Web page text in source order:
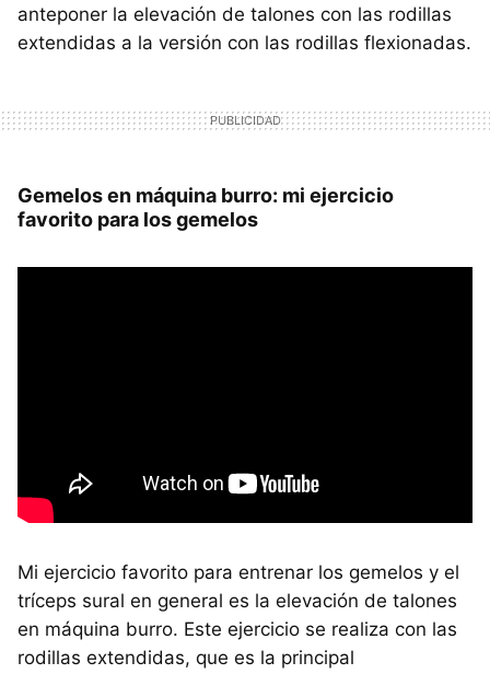
anteponer la elevación de talones con las rodillas
extendidas a la versión con las rodillas flexionadas.
Gemelos en máquina burro: mi ejercicio
favorito para los gemelos
Mi ejercicio favorito para entrenar los gemelos y el
tríceps sural en general es la elevación de talones
en máquina burro. Este ejercicio se realiza con las
rodillas extendidas, que es la principal